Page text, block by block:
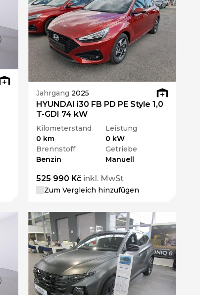
Jahrgang 2025
HYUNDAI i30 FB PD PE Style 1,0
T-GDI 74 kW
Kilometerstand
0 km
Leistung
0 kW
Brennstoff
Benzin
Getriebe
Manuell
525 990 Kč inkl. MwSt
Zum Vergleich hinzufügen